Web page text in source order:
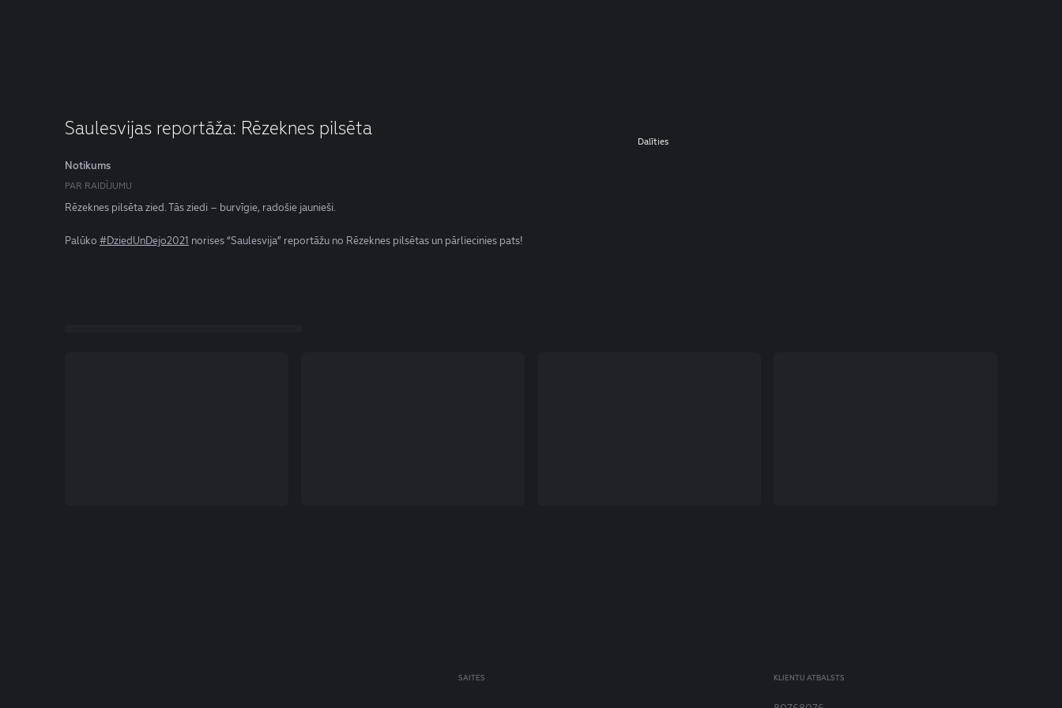
Saulesvijas reportāža: Rēzeknes pilsēta
Dalīties
Notikums
PAR RAIDĪJUMU
Rēzeknes pilsēta zied. Tās ziedi – burvīgie, radošie jaunieši.
Palūko #DziedUnDejo2021 norises “Saulesvija” reportāžu no Rēzeknes pilsētas un pārliecinies pats!
SAITES KLIENTU ATBALSTS